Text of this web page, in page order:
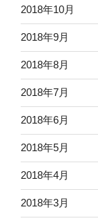
2018年10月
2018年9月
2018年8月
2018年7月
2018年6月
2018年5月
2018年4月
2018年3月